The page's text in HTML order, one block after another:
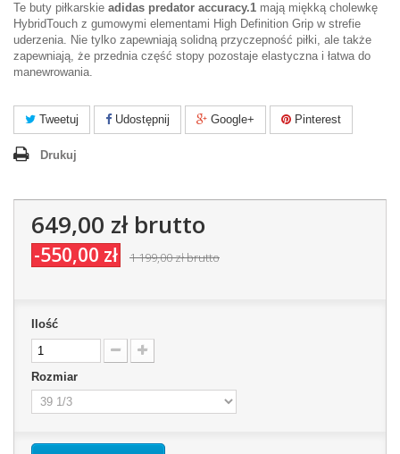
Te buty piłkarskie adidas predator accuracy.1 mają miękką cholewkę
HybridTouch z gumowymi elementami High Definition Grip w strefie
uderzenia. Nie tylko zapewniają solidną przyczepność piłki, ale także
zapewniają, że przednia część stopy pozostaje elastyczna i łatwa do
manewrowania.
Tweetuj Udostępnij Google+ Pinterest
Drukuj
649,00 złbrutto
-550,00 zł 1 199,00 złbrutto
Ilość
Rozmiar